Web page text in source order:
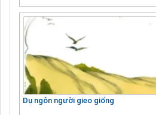
Dụ ngôn người gieo giống